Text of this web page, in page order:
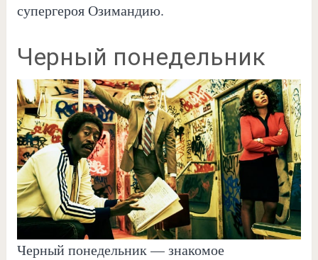
супергероя Озимандию.
Черный понедельник
Черный понедельник — знакомое